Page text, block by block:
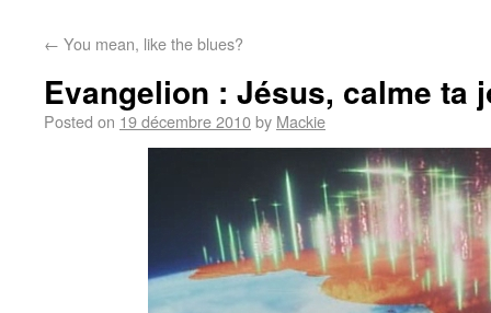
← You mean, like the blues?
Evangelion : Jésus, calme ta
Posted on 19 décembre 2010by Mackie